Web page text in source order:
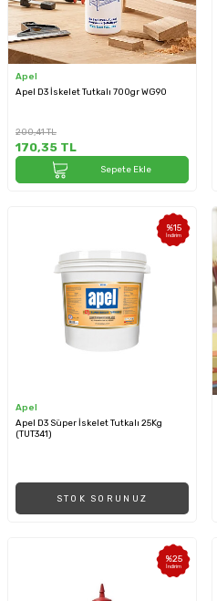
Apel
Apel D3 İskelet Tutkalı 700gr WG90
200,41TL
170,35 TL
Sepete Ekle
%15
İndirim
Apel
Apel D3 Süper İskelet Tutkalı 25Kg
(TUT341)
STOK SORUNUZ
%25
İndirim